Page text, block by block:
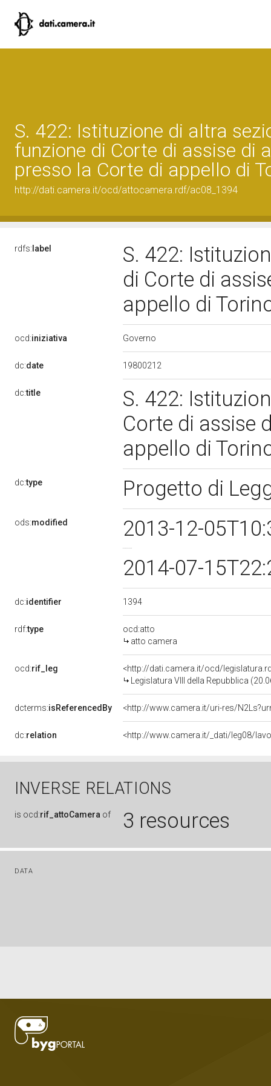
S. 422: Istituzione di altra
funzione di Corte di assise di
presso la Corte di appello di
http://dati.camera.it/ocd/attocamera.rdf/ac08_1394
rdfs: label
S. 422:
di Corte di
appello di
ocd:iniziativa Governo
dc:date 19800212
dc:title
S. 422:
Corte di assise
appello di
dc:type Progetto di
ods:modified
2013-12-
2014-07-
dc:identifier 1394
rdf:type
ocd:atto
atto camera
ocd:rif_leg
<http://dati.camera.it/ocd/
Legislatura VIII della Repubblica
dcterms:isReferencedBy <http://www.camera.it/uri-res/
dc:relation <http://www.camera.it/_dati/leg08/
INVERSE RELATIONS
is ocd:rif_attoCamera of 3 resources
DATA